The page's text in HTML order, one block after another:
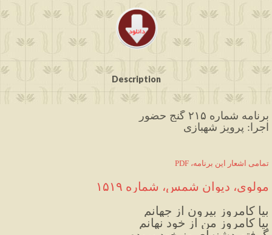
Description
برنامه شماره ۲۱۵ گنج حضور
اجرا: پرویز شهبازی
PDF ،تمامی اشعار این برنامه
مولوی، دیوان شمس، شماره ۱۵۱۹
بیا کامروز بیرون از جهانم
بیا کامروز من از خود نهانم